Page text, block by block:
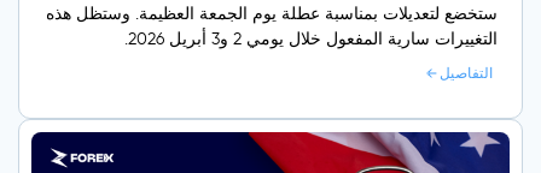
ستخضع لتعديلات بمناسبة عطلة يوم الجمعة العظيمة. وستظل هذه
التغييرات سارية المفعول خلال يومي 2 و3 أبريل 2026.
التفاصيل